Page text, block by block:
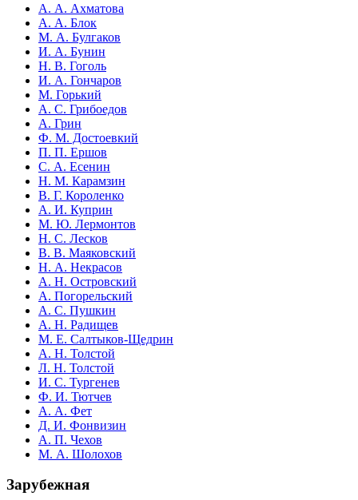
А. А. Ахматова
А. А. Блок
М. А. Булгаков
И. А. Бунин
Н. В. Гоголь
И. А. Гончаров
М. Горький
А. С. Грибоедов
А. Грин
Ф. М. Достоевкий
П. П. Ершов
С. А. Есенин
Н. М. Карамзин
В. Г. Короленко
А. И. Куприн
М. Ю. Лермонтов
Н. С. Лесков
В. В. Маяковский
Н. А. Некрасов
А. Н. Островский
А. Погорельский
А. С. Пушкин
А. Н. Радищев
М. Е. Салтыков-Щедрин
А. Н. Толстой
Л. Н. Толстой
И. С. Тургенев
Ф. И. Тютчев
А. А. Фет
Д. И. Фонвизин
А. П. Чехов
М. А. Шолохов
Зарубежная